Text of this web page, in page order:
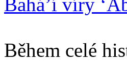
Během celé